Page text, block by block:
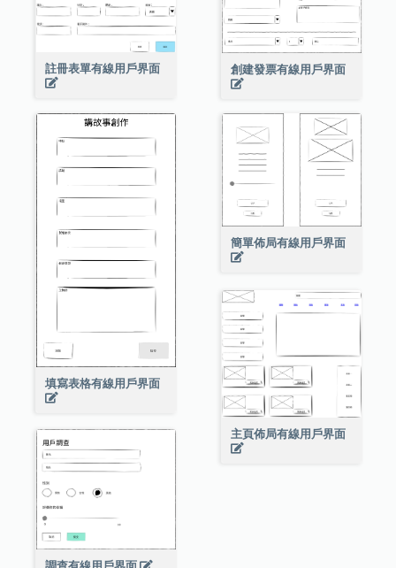
註冊表單有線用戶界面 創建發票有線用戶界面
填寫表格有線用戶界面
簡單佈局有線用戶界面
主頁佈局有線用戶界面